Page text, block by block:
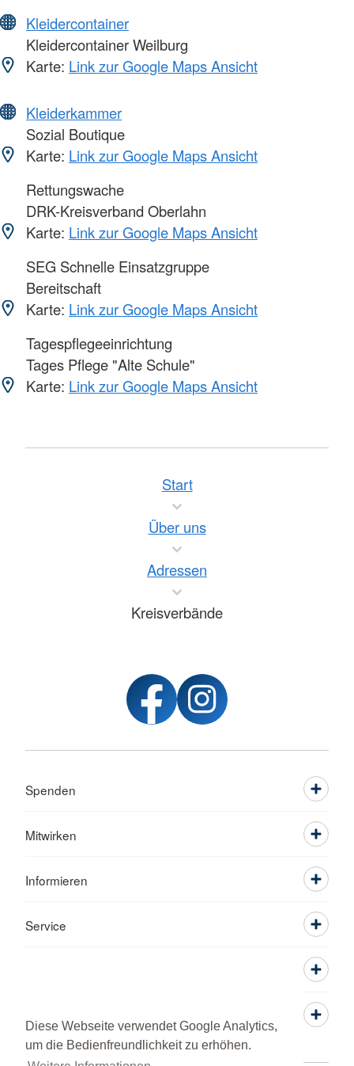
Diese Webseite verwendet Google Analytics,
um die Bedienfreundlichkeit zu erhöhen.
Kleidercontainer
Kleidercontainer Weilburg
Karte: Link zur Google Maps Ansicht
Kleiderkammer
Sozial Boutique
Karte: Link zur Google Maps Ansicht
Rettungswache
DRK-Kreisverband Oberlahn
Karte: Link zur Google Maps Ansicht
SEG Schnelle Einsatzgruppe
Bereitschaft
Karte: Link zur Google Maps Ansicht
Tagespflegeeinrichtung
Tages Pflege "Alte Schule"
Karte: Link zur Google Maps Ansicht
Start
Über uns
Adressen
Kreisverbände
Spenden
Mitwirken
Informieren
Service